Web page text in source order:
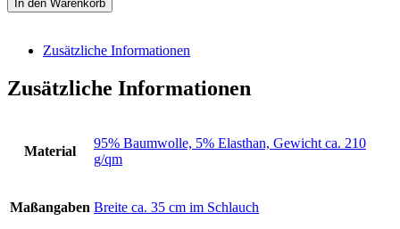
In den Warenkorb
Zusätzliche Informationen
Zusätzliche Informationen
Material
95% Baumwolle, 5% Elasthan, Gewicht ca. 210
g/qm
Maßangaben Breite ca. 35 cm im Schlauch